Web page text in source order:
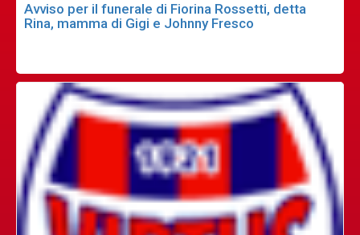
Avviso per il funerale di Fiorina Rossetti, detta
Rina, mamma di Gigi e Johnny Fresco